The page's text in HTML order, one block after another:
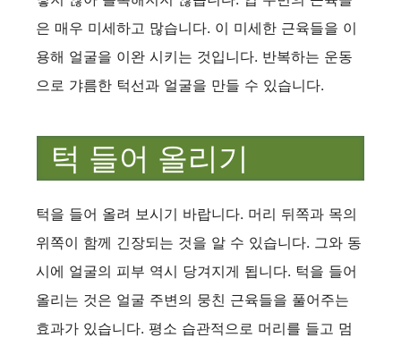
은 매우 미세하고 많습니다. 이 미세한 근육들을 이
용해 얼굴을 이완 시키는 것입니다. 반복하는 운동
으로 갸름한 턱선과 얼굴을 만들 수 있습니다.
턱 들어 올리기
턱을 들어 올려 보시기 바랍니다. 머리 뒤쪽과 목의
위쪽이 함께 긴장되는 것을 알 수 있습니다. 그와 동
시에 얼굴의 피부 역시 당겨지게 됩니다. 턱을 들어
올리는 것은 얼굴 주변의 뭉친 근육들을 풀어주는
효과가 있습니다. 평소 습관적으로 머리를 들고 멈